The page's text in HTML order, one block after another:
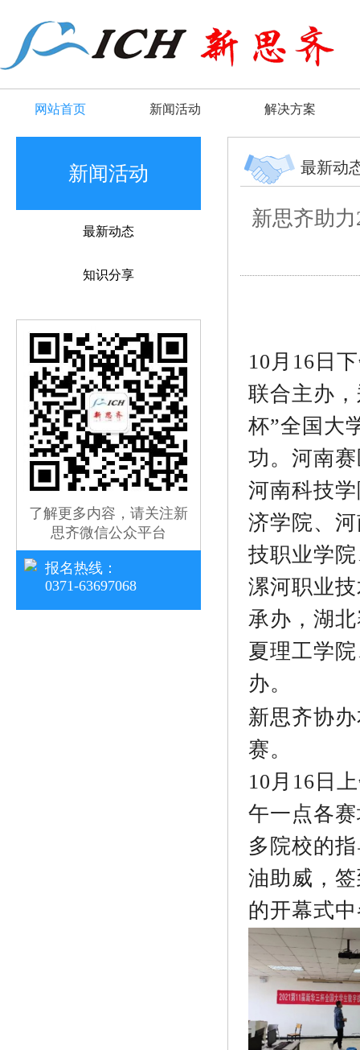
网站首页 新闻活动 解决方案
新闻活动
最新动态
知识分享
了解更多内容，请关注新
思齐微信公众平台
报名热线：
0371-63697068
最新动
新思齐助
10月16日
联合主办
杯”全国大
功。河南
河南科技
济学院、
技职业学
漯河职业
承办，湖
夏理工学
办。
新思齐协
赛。
10月16日
午一点各
多院校的
油助威，
的开幕式